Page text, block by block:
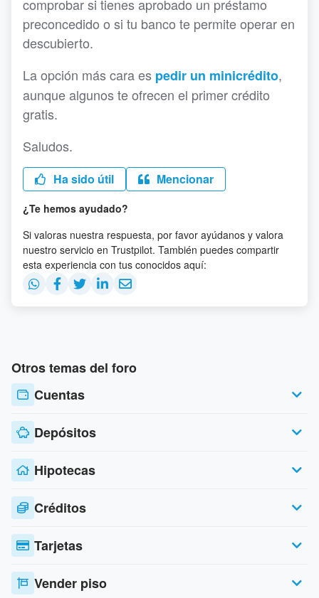
comprobar si tienes aprobado un préstamo
preconcedido o si tu banco te permite operar en
descubierto.
La opción más cara es pedir un minicrédito,
aunque algunos te ofrecen el primer crédito
gratis.
Saludos.
Ha sido útil Mencionar
¿Te hemos ayudado?
Si valoras nuestra respuesta, por favor ayúdanos y valora
nuestro servicio en Trustpilot. También puedes compartir
esta experiencia con tus conocidos aquí:
Otros temas del foro
Cuentas
Depósitos
Hipotecas
Créditos
Tarjetas
Vender piso